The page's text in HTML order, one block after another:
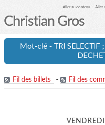
Aller au contenu Aller
Christian Gros
Mot-clé - TRI SELECTIF
Fil des billets - Fil des